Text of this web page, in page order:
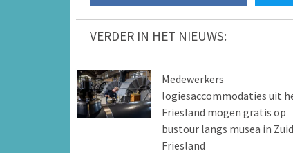
VERDER IN HET NIEUWS:
Medewerkers
logiesaccommodaties uit
Friesland mogen gratis op
bustour langs musea in
Friesland